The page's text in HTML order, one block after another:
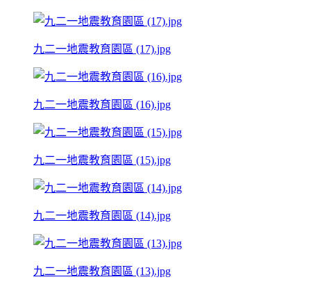
九二一地震教育園區 (17).jpg
九二一地震教育園區 (16).jpg
九二一地震教育園區 (15).jpg
九二一地震教育園區 (14).jpg
九二一地震教育園區 (13).jpg